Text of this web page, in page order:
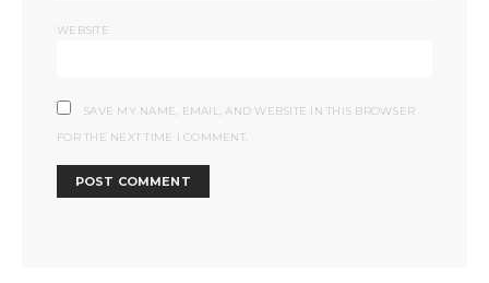
WEBSITE
SAVE MY NAME, EMAIL, AND WEBSITE IN THIS BROWSER
FOR THE NEXT TIME I COMMENT.